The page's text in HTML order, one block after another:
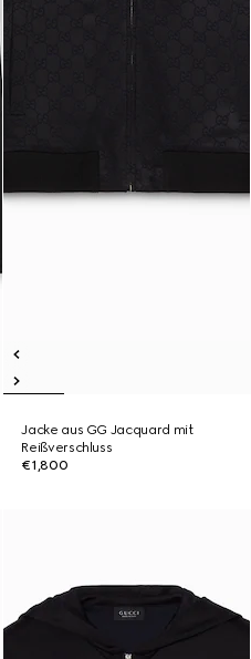
Jacke aus GG Jacquard mit
Reißverschluss
€1,800